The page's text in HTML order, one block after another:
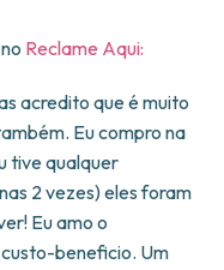
Reclame Aqui:
acredito que é muito
Eu compro na
tive qualquer
2 vezes) eles foram
Eu amo o
beneficio. Um